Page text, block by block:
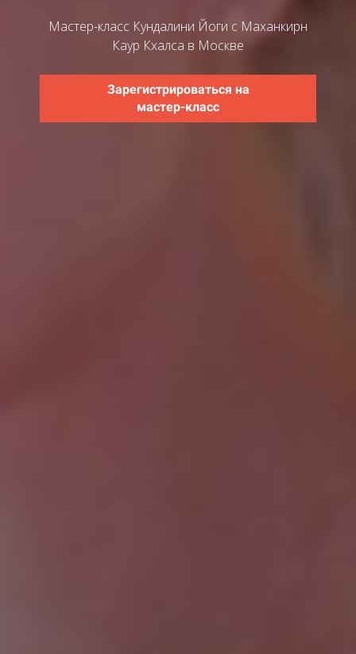
Мастер-класс Кундалини Йоги с Маханкирн
Каур Кхалса в Москве
Зарегистрироваться на
мастер-класс